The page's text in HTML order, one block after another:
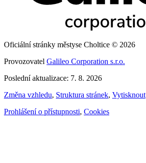
Oficiální stránky městyse Choltice © 2026
Provozovatel Galileo Corporation s.r.o.
Poslední aktualizace: 7. 8. 2026
Změna vzhledu, Struktura stránek, Vytisknout
Prohlášení o přístupnosti, Cookies